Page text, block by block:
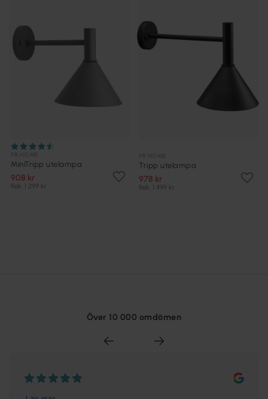
MiniTripp utelampa
908 kr
Rek. 1 299 kr
Tripp utelampa
978 kr
Rek. 1 499 kr
Över 10 000 omdömen